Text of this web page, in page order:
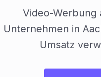
Video-Werbung
Unternehmen in
Umsatz